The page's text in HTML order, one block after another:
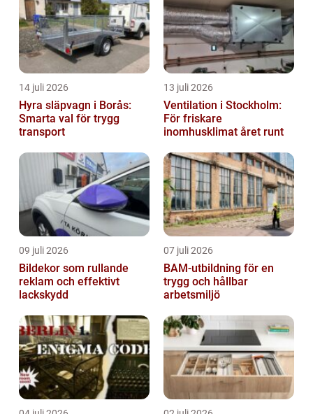
14 juli 2026
Hyra släpvagn i Borås:
Smarta val för trygg
transport
13 juli 2026
Ventilation i Stockholm:
För friskare
inomhusklimat året runt
09 juli 2026
Bildekor som rullande
reklam och effektivt
lackskydd
07 juli 2026
BAM-utbildning för en
trygg och hållbar
arbetsmiljö